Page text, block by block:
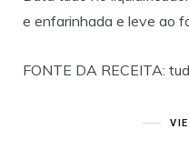
e enfarinhada e leve ao
FONTE DA RECEITA: